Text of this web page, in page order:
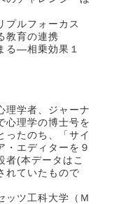
ルフォーカス
教育の連携
る―相乗効果１
理学者、ジャーナ
心理学の博士号を
ったのち、「サイ
・エディターを９
者(本データはこ
れていたもので
ッツ工科大学（Ｍ